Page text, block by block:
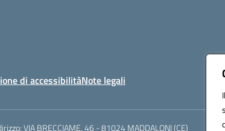
di accessibilitàNote legali
VIA BRECCIAME, 46 - 81024 MADDALONI (CE)